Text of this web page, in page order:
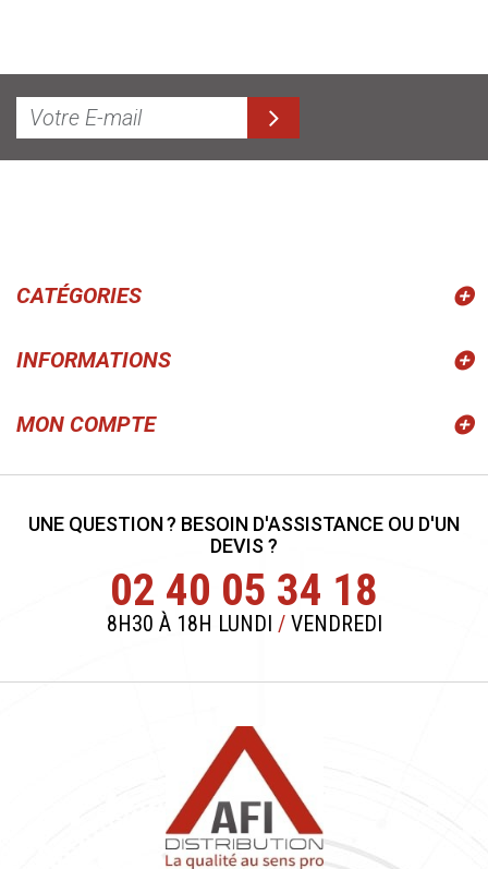
CATÉGORIES
INFORMATIONS
MON COMPTE
UNE QUESTION ? BESOIN D'ASSISTANCE OU D'UN
DEVIS ?
02 40 05 34 18
8H30 À 18H LUNDI /VENDREDI